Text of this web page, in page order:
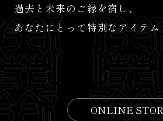
過去と未来のご縁を宿し、
あなたにとって特別なアイテ
ONLINE